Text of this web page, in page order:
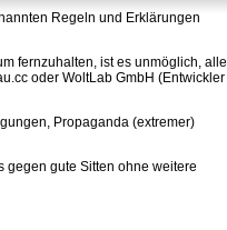
Regeln und Erklärungen
fernzuhalten, ist es unmöglich, alle
oder WoltLab GmbH (Entwickler
Propaganda (extremer)
gegen gute Sitten ohne weitere